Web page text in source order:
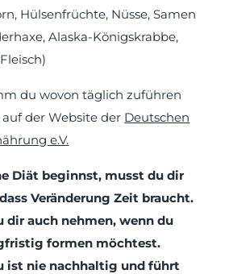
Hülsenfrüchte, Nüsse, Samen
Alaska-Königskrabbe,
du wovon täglich zuführen
der Website der Deutschen
e.V.
Diät beginnst, musst du dir
Veränderung Zeit braucht.
dir auch nehmen, wenn du
formen möchtest.
ist nie nachhaltig und führt